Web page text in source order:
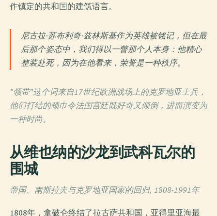
作镇定的共和国的建筑语言。
尼古拉·苏布利奇·兹林斯基作为英雄被铭记，但在最
后那个姿态中，我们得以一瞥那个人本身：他精心
整装赴死，因为在他看来，荣誉是一种秩序。
"领带"这个词来自17世纪欧洲战场上的克罗地亚士兵，
他们打结的颈巾令法国宫廷既好奇又倾倒，进而演变为
一种时尚。
从维也纳的沙龙到武科瓦尔的
围城
帝国、南斯拉夫与克罗地亚国家的回归, 1808-1991年
1808年，拿破仑终结了拉古萨共和国，亚得里亚海最